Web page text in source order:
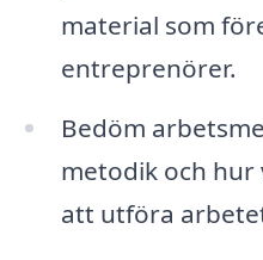
material som
entreprenörer.
Bedöm
metodik och
att utföra